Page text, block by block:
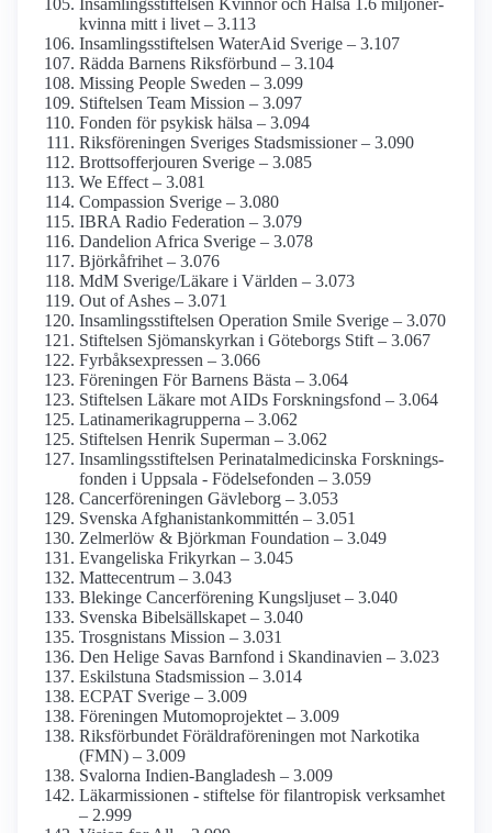
Insamlings­stiftelsen Kvinnor och Hälsa 1.6 miljoner-
kvinna mitt i livet – 3.113
Insamlings­stiftelsen WaterAid Sverige – 3.107
Rädda Barnens Riksförbund – 3.104
Missing People Sweden – 3.099
Stiftelsen Team Mission – 3.097
Fonden för psykisk hälsa – 3.094
Riksföreningen Sveriges Stadsmissioner – 3.090
Brottsoffer­jouren Sverige – 3.085
We Effect – 3.081
Compassion Sverige – 3.080
IBRA Radio Federation – 3.079
Dandelion Africa Sverige – 3.078
Björkåfrihet – 3.076
MdM Sverige/Läkare i Världen – 3.073
Out of Ashes – 3.071
Insamlings­stiftelsen Operation Smile Sverige – 3.070
Stiftelsen Sjömanskyrkan i Göteborgs Stift – 3.067
Fyrbåks­expressen – 3.066
Föreningen För Barnens Bästa – 3.064
Stiftelsen Läkare mot AIDs Forsknings­fond – 3.064
Latinamerika­grupperna – 3.062
Stiftelsen Henrik Superman – 3.062
Insamlings­stiftelsen Perinatal­medicinska Forsknings­
fonden i Uppsala - Födelsefonden – 3.059
Cancer­föreningen Gävleborg – 3.053
Svenska Afghanistan­kommittén – 3.051
Zelmerlöw & Björkman Foundation – 3.049
Evangeliska Frikyrkan – 3.045
Mattecentrum – 3.043
Blekinge Cancer­förening Kungsljuset – 3.040
Svenska Bibelsällskapet – 3.040
Trosgnistans Mission – 3.031
Den Helige Savas Barnfond i Skandinavien – 3.023
Eskilstuna Stadsmission – 3.014
ECPAT Sverige – 3.009
Föreningen Mutomoprojektet – 3.009
Riksförbundet Föräldra­föreningen mot Narkotika
(FMN) – 3.009
Svalorna Indien-Bangladesh – 3.009
Läkarmissionen - stiftelse för filantropisk verksamhet
– 2.999